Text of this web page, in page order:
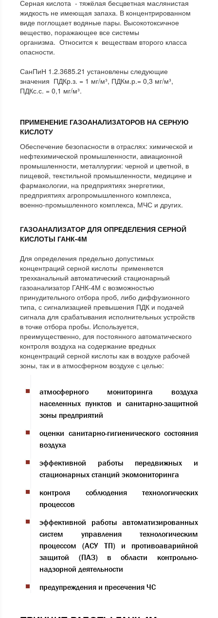
Серная кислота - тяжёлая бесцветная маслянистая
жидкость не имеющая запаха. В концентрированном
виде поглощает водяные пары. Высокотоксичное
вещество, поражающее все системы
организма. Относится к веществам второго класса
опасности.
СанПиН 1.2.3685.21 установлены следующие
значения ПДКр.з. = 1 мг/м³, ПДКм.р.= 0,3 мг/м³,
ПДКс.с. = 0,1 мг/м³.
ПРИМЕНЕНИЕ ГАЗОАНАЛИЗАТОРОВ НА СЕРНУЮ
КИСЛОТУ
Обеспечение безопасности в отраслях: химической и
нефтехимической промышленности, авиационной
промышленности, металлургии: черной и цветной, в
пищевой, текстильной промышленности, медицине и
фармакологии, на предприятиях энергетики,
предприятиях агропромышленного комплекса,
военно-промышленного комплекса, МЧС и других.
ГАЗОАНАЛИЗАТОР ДЛЯ ОПРЕДЕЛЕНИЯ СЕРНОЙ
КИСЛОТЫ ГАНК-4М
Для определения предельно допустимых
концентраций серной кислоты применяется
трехканальный автоматический стационарный
газоанализатор ГАНК-4М с возможностью
принудительного отбора проб, либо диффузионного
типа, с сигнализацией превышения ПДК и подачей
сигнала для срабатывания исполнительных устройств
в точке отбора пробы. Используется,
преимущественно, для постоянного автоматического
контроля воздуха на содержание вредных
концентраций серной кислоты как в воздухе рабочей
зоны, так и в атмосферном воздухе с целью:
атмосферного мониторинга воздуха
населенных пунктов и санитарно-защитной
зоны предприятий
оценки санитарно-гигиенического состояния
воздуха
эффективной работы передвижных и
стационарных станций экомониторинга
контроля соблюдения технологических
процессов
эффективной работы автоматизированных
систем управления технологическим
процессом (АСУ ТП) и противоаварийной
защитой (ПАЗ) в области контрольно-
надзорной деятельности
предупреждения и пресечения ЧС